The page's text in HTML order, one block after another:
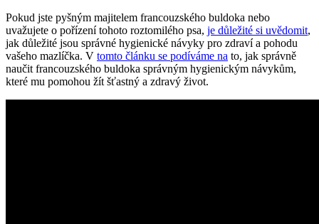
Pokud jste pyšným majitelem francouzského buldoka nebo
uvažujete o pořízení tohoto roztomilého psa, je důležité si uvědomit,
jak důležité jsou správné hygienické návyky pro zdraví a pohodu
vašeho mazlíčka. V tomto článku se podíváme na to, jak správně
naučit francouzského buldoka správným hygienickým návykům,
které mu pomohou žít šťastný a zdravý život.